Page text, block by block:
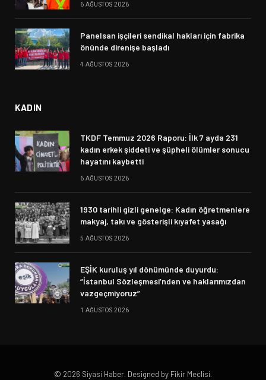
6 AĞUSTOS 2026
Panelsan işçileri sendikal hakları için fabrika
önünde direnişe başladı
4 AĞUSTOS 2026
KADIN
TKDF Temmuz 2026 Raporu: İlk 7 ayda 231
kadın erkek şiddeti ve şüpheli ölümler sonucu
hayatını kaybetti
6 AĞUSTOS 2026
1930 tarihli gizli genelge: Kadın öğretmenlere
makyaj, takı ve gösterişli kıyafet yasağı
5 AĞUSTOS 2026
EŞİK kuruluş yıl dönümünde duyurdu:
“İstanbul Sözleşmesi’nden ve haklarımızdan
vazgeçmiyoruz”
1 AĞUSTOS 2026
© 2026 Siyasi Haber. Designed by Fikir Meclisi.